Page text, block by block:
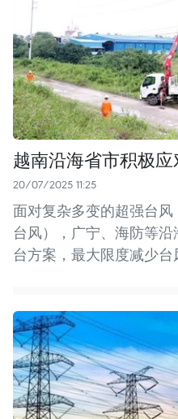
越南沿海省市积极
20/07/2025 11:25
面对复杂多变的超强台风
台风），广宁、海防等
台方案，最大限度减少台